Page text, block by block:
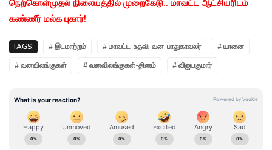
நெற்கொள்முதல் நிலையத்தில் முறைகேடு.. மாவட்ட ஆட்சியரிடம்
கண்ணீர் மல்க புகார்!
TAGS: # இடமாற்றம் # மாவட்ட-உதவி-வன-பாதுகாவலர்
# யானை
# வனவிலங்குகள்
# வனவிலங்குகள்-தினம் # விஜயகுமார்